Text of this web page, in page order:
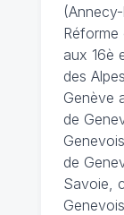
aux 16è
des
Genève
de
de
Savoie,